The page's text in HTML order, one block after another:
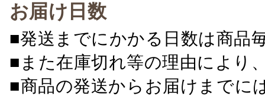
お届け日数
■発送までにかかる日数は商品
■また在庫切れ等の理由により
■商品の発送からお届けまでに